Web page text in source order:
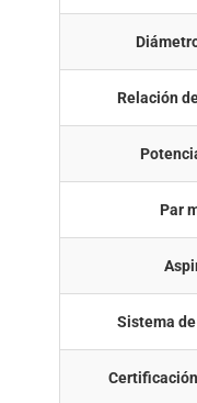
Relación
Par
Sistema